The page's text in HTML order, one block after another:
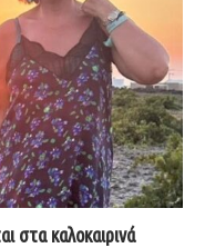
στα καλοκαιρινά